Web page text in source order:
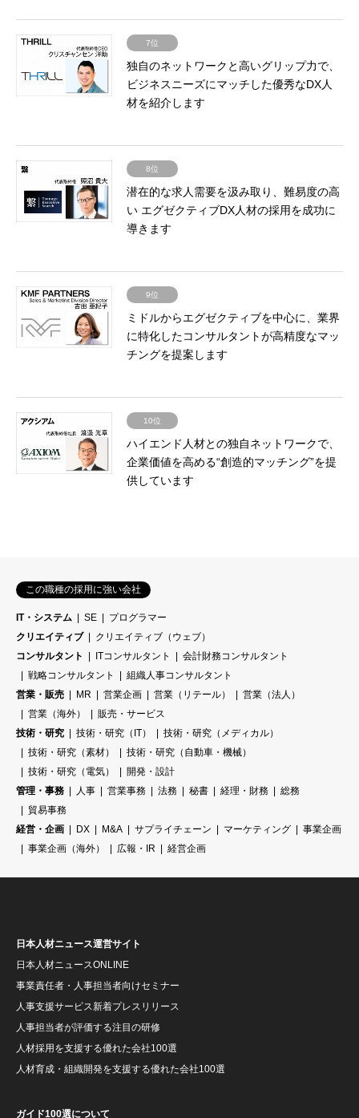
7位
独自のネットワークと高いグリップ力で、
ビジネスニーズにマッチした優秀なDX人
材を紹介します
8位
潜在的な求人需要を汲み取り、難易度の高
い エグゼクティブDX人材の採用を成功に
導きます
9位
ミドルからエグゼクティブを中心に、業界
に特化したコンサルタントが高精度なマッ
チングを提案します
10位
ハイエンド人材との独自ネットワークで、
企業価値を高める“創造的マッチング”を提
供しています
この職種の採用に強い会社
IT・システム SE
プログラマー
クリエイティブ
クリエイティブ（ウェブ）
コンサルタント
ITコンサルタント
会計財務コンサルタント
戦略コンサルタント
組織人事コンサルタント
営業・販売
MR 営業企画 営業（リテール）
営業（法人）
営業（海外）
販売・サービス
技術・研究
技術・研究（IT）
技術・研究（メディカル）
技術・研究（素材）
技術・研究（自動車・機械）
技術・研究（電気）
開発・設計
管理・事務
人事 営業事務 法務 秘書 経理・財務
総務
貿易事務
経営・企画
DX M&A サプライチェーン マーケティング
事業企画
事業企画（海外）
広報・IR 経営企画
日本人材ニュース運営サイト
日本人材ニュースONLINE
事業責任者・人事担当者向けセミナー
人事支援サービス新着プレスリリース
人事担当者が評価する注目の研修
人材採用を支援する優れた会社100選
人材育成・組織開発を支援する優れた会社100選
ガイド100選について